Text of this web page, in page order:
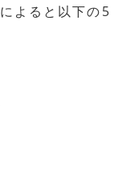
によると以下の5